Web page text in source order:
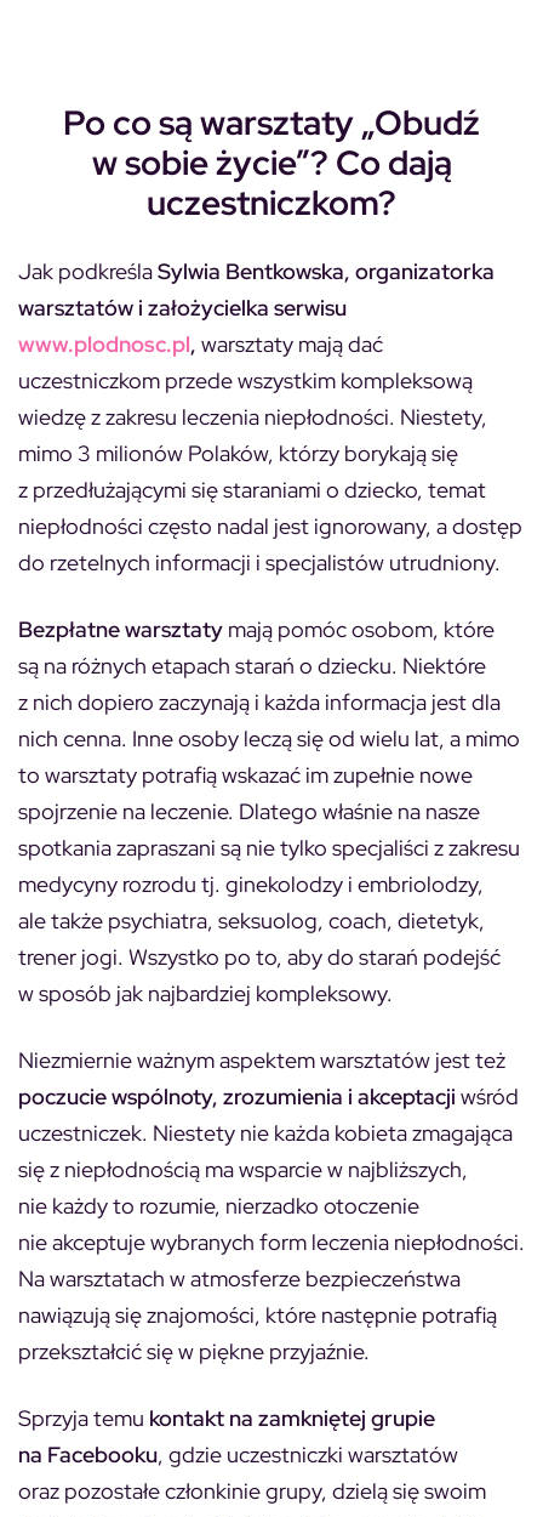
Po co są warsztaty „Obudź
w sobie życie”? Co dają
uczestniczkom?
Jak podkreślaSylwia Bentkowska, organizatorka
warsztatów i założycielka serwisu
www.plodnosc.pl, warsztaty mają dać
uczestniczkom przede wszystkim kompleksową
wiedzę z zakresu leczenia niepłodności. Niestety,
mimo 3 milionów Polaków, którzy borykają się
z przedłużającymi się staraniami o dziecko, temat
niepłodności często nadal jest ignorowany, a dostęp
do rzetelnych informacji i specjalistów utrudniony.
Bezpłatne warsztaty mają pomóc osobom, które
są na różnych etapach starań o dziecku. Niektóre
z nich dopiero zaczynają i każda informacja jest dla
nich cenna. Inne osoby leczą się od wielu lat, a mimo
to warsztaty potrafią wskazać im zupełnie nowe
spojrzenie na leczenie. Dlatego właśnie na nasze
spotkania zapraszani są nie tylko specjaliści z zakresu
medycyny rozrodu tj. ginekolodzy i embriolodzy,
ale także psychiatra, seksuolog, coach, dietetyk,
trener jogi. Wszystko po to, aby do starań podejść
w sposób jak najbardziej kompleksowy.
Niezmiernie ważnym aspektem warsztatów jest też
poczucie wspólnoty, zrozumienia i akceptacji wśród
uczestniczek. Niestety nie każda kobieta zmagająca
się z niepłodnością ma wsparcie w najbliższych,
nie każdy to rozumie, nierzadko otoczenie
nie akceptuje wybranych form leczenia niepłodności.
Na warsztatach w atmosferze bezpieczeństwa
nawiązują się znajomości, które następnie potrafią
przekształcić się w piękne przyjaźnie.
Sprzyja temu kontakt na zamkniętej grupie
na Facebooku, gdzie uczestniczki warsztatów
oraz pozostałe członkinie grupy, dzielą się swoim